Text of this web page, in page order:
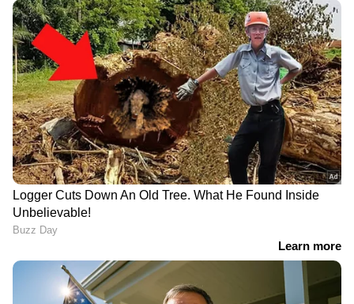
മുട്ടയാണ് മൂന്നാമതായി ഈ പട്ടികയില്‍
ഉള്‍പ്പെടുന്നത്. സള്‍ഫര്‍ ധാരാളം അടങ്ങിയ ഇവ
കഴിക്കുന്നത് രോഗ പ്രതിരോധശേഷി കൂട്ടാനും